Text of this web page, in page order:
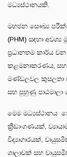
මධ්‍යස්ථානයකි.
මහජන සෞඛ්‍ය
(PHM) සඳහා
ප්‍රධානතම කාර්ය
කළමනාකරණය, සහ
මණ්ඩලවල කුසලතා
සහ පුහුණු පාඨමාලා
මෙම මධ්‍යස්ථානය
ක්‍රීඩාංගණයක්,
විද්‍යාගාරයක්,
ශාලාවක් සහ